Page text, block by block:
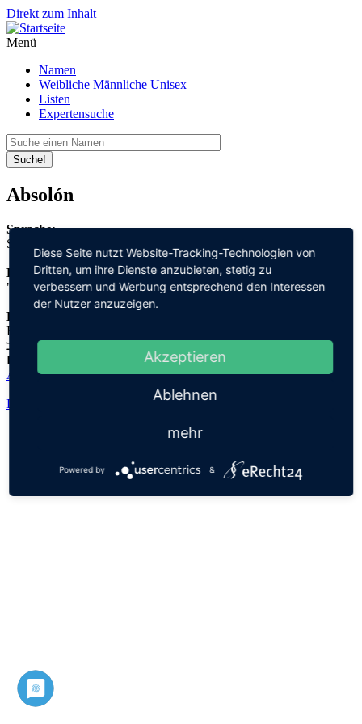
Direkt zum Inhalt
Menü
Namen
Weibliche Männliche Unisex
Listen
Expertensuche
Suche!
Absolón
Sprache:
Slowakisch
Bedeutung:
"Vater" + "Frieden"
Herleitung:
Hebräisch,
Herkunftsname:
Avshalom
Datenschutz
Diese Seite nutzt Website-Tracking-Technologien von
Dritten, um ihre Dienste anzubieten, stetig zu
verbessern und Werbung entsprechend den Interessen
der Nutzer anzuzeigen.
Akzeptieren
Ablehnen
mehr
Powered by &